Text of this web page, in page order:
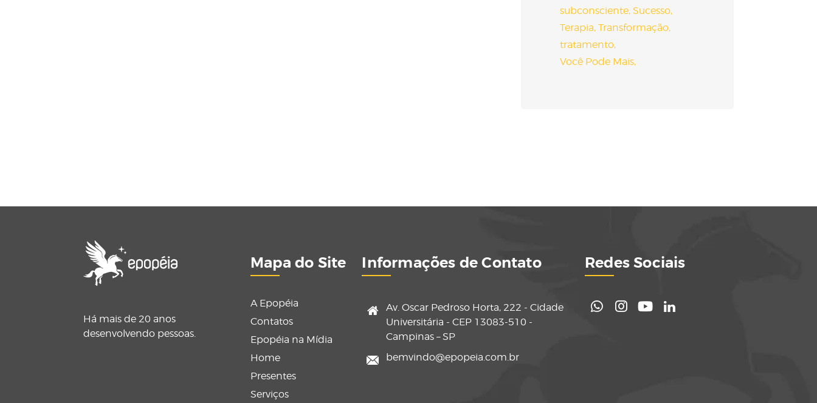
subconsciente Sucesso
Terapia Transformação
tratamento
Você Pode Mais
Há mais de 20 anos
desenvolvendo pessoas.
Mapa do Site
A Epopéia
Contatos
Epopéia na Mídia
Home
Presentes
Serviços
Informações de Contato
Av. Oscar Pedroso Horta, 222 - Cidade
Universitária - CEP 13083-510 -
Campinas – SP
bemvindo@epopeia.com.br
Redes Sociais